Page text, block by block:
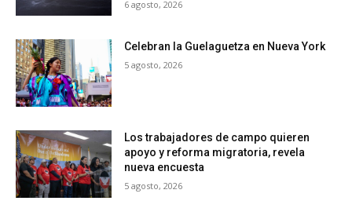
6 agosto, 2026
Celebran la Guelaguetza en Nueva York
5 agosto, 2026
Los trabajadores de campo quieren
apoyo y reforma migratoria, revela
nueva encuesta
5 agosto, 2026